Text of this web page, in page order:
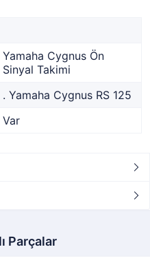
Yamaha Cygnus Ön
Sinyal Takimi
. Yamaha Cygnus RS 125
Var
Parçalar